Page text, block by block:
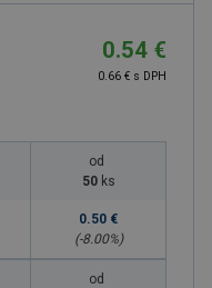
0.54 €
0.66 € s DPH
od
50 ks
0.50 €
(-8.00%)
od